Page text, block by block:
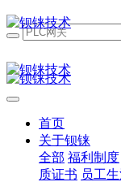
首页
关于钡铼
全部 福利制度
质证书 员工